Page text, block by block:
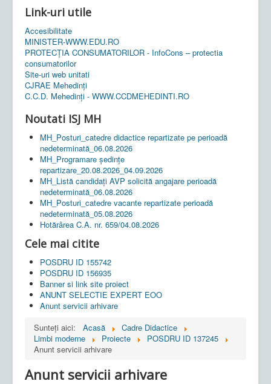
Link-uri utile
Accesibilitate
MINISTER-WWW.EDU.RO
PROTECȚIA CONSUMATORILOR - InfoCons – protectia
consumatorilor
Site-uri web unitati
CJRAE Mehedinți
C.C.D. Mehedinţi - WWW.CCDMEHEDINTI.RO
Noutati ISJ MH
MH_Posturi_catedre didactice repartizate pe perioadă
nedeterminată_06.08.2026
MH_Programare ședințe
repartizare_20.08.2026_04.09.2026
MH_Listă candidați AVP solicită angajare perioadă
nedeterminată_06.08.2026
MH_Posturi_catedre vacante repartizate perioadă
nedeterminată_05.08.2026
Hotărârea C.A. nr. 659/04.08.2026
Cele mai citite
POSDRU ID 155742
POSDRU ID 156935
Banner si link site proiect
ANUNT SELECTIE EXPERT EOO
Anunt servicii arhivare
Sunteți aici:
Acasă
Cadre Didactice
Limbi moderne
Proiecte
POSDRU ID 137245
Anunt servicii arhivare
Anunt servicii arhivare